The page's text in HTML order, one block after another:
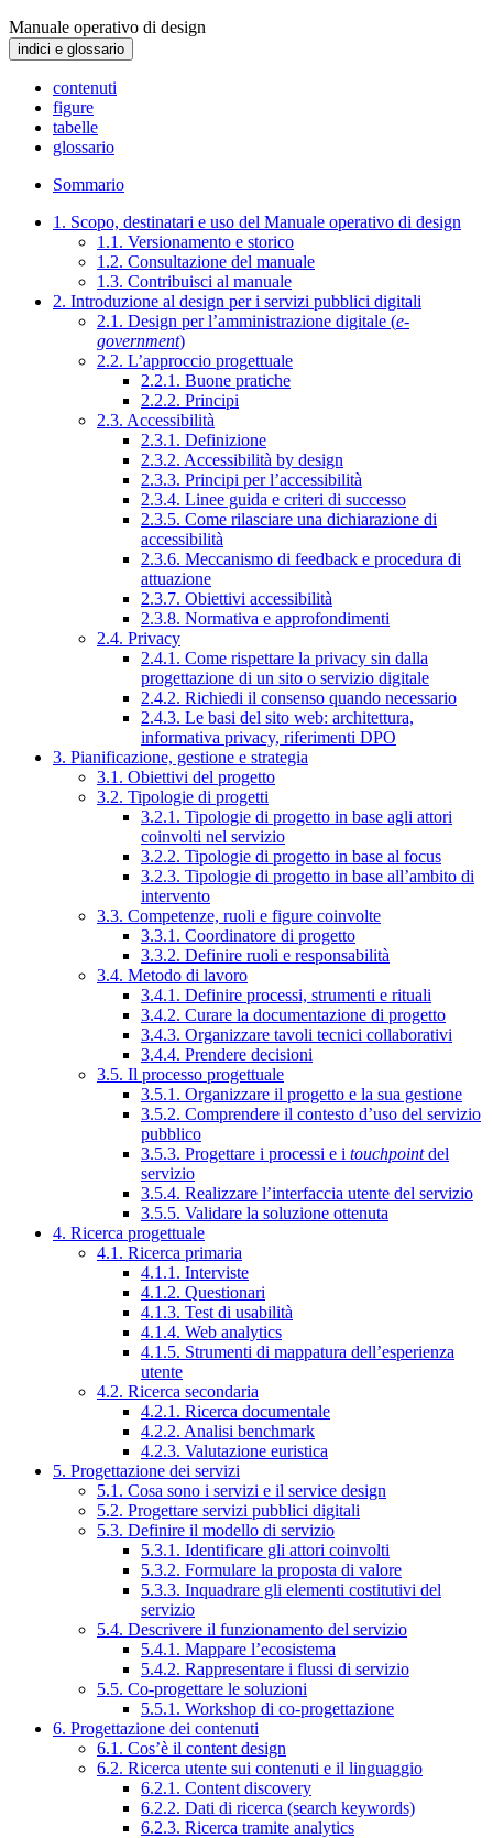
Manuale operativo di design
indici e glossario
contenuti
figure
tabelle
glossario
Sommario
1. Scopo, destinatari e uso del Manuale operativo di design
1.1. Versionamento e storico
1.2. Consultazione del manuale
1.3. Contribuisci al manuale
2. Introduzione al design per i servizi pubblici digitali
2.1. Design per l’amministrazione digitale (e-
government)
2.2. L’approccio progettuale
2.2.1. Buone pratiche
2.2.2. Principi
2.3. Accessibilità
2.3.1. Definizione
2.3.2. Accessibilità by design
2.3.3. Principi per l’accessibilità
2.3.4. Linee guida e criteri di successo
2.3.5. Come rilasciare una dichiarazione di
accessibilità
2.3.6. Meccanismo di feedback e procedura di
attuazione
2.3.7. Obiettivi accessibilità
2.3.8. Normativa e approfondimenti
2.4. Privacy
2.4.1. Come rispettare la privacy sin dalla
progettazione di un sito o servizio digitale
2.4.2. Richiedi il consenso quando necessario
2.4.3. Le basi del sito web: architettura,
informativa privacy, riferimenti DPO
3. Pianificazione, gestione e strategia
3.1. Obiettivi del progetto
3.2. Tipologie di progetti
3.2.1. Tipologie di progetto in base agli attori
coinvolti nel servizio
3.2.2. Tipologie di progetto in base al focus
3.2.3. Tipologie di progetto in base all’ambito di
intervento
3.3. Competenze, ruoli e figure coinvolte
3.3.1. Coordinatore di progetto
3.3.2. Definire ruoli e responsabilità
3.4. Metodo di lavoro
3.4.1. Definire processi, strumenti e rituali
3.4.2. Curare la documentazione di progetto
3.4.3. Organizzare tavoli tecnici collaborativi
3.4.4. Prendere decisioni
3.5. Il processo progettuale
3.5.1. Organizzare il progetto e la sua gestione
3.5.2. Comprendere il contesto d’uso del servizio
pubblico
3.5.3. Progettare i processi e i touchpointdel
servizio
3.5.4. Realizzare l’interfaccia utente del servizio
3.5.5. Validare la soluzione ottenuta
4. Ricerca progettuale
4.1. Ricerca primaria
4.1.1. Interviste
4.1.2. Questionari
4.1.3. Test di usabilità
4.1.4. Web analytics
4.1.5. Strumenti di mappatura dell’esperienza
utente
4.2. Ricerca secondaria
4.2.1. Ricerca documentale
4.2.2. Analisi benchmark
4.2.3. Valutazione euristica
5. Progettazione dei servizi
5.1. Cosa sono i servizi e il service design
5.2. Progettare servizi pubblici digitali
5.3. Definire il modello di servizio
5.3.1. Identificare gli attori coinvolti
5.3.2. Formulare la proposta di valore
5.3.3. Inquadrare gli elementi costitutivi del
servizio
5.4. Descrivere il funzionamento del servizio
5.4.1. Mappare l’ecosistema
5.4.2. Rappresentare i flussi di servizio
5.5. Co-progettare le soluzioni
5.5.1. Workshop di co-progettazione
6. Progettazione dei contenuti
6.1. Cos’è il content design
6.2. Ricerca utente sui contenuti e il linguaggio
6.2.1. Content discovery
6.2.2. Dati di ricerca (search keywords)
6.2.3. Ricerca tramite analytics